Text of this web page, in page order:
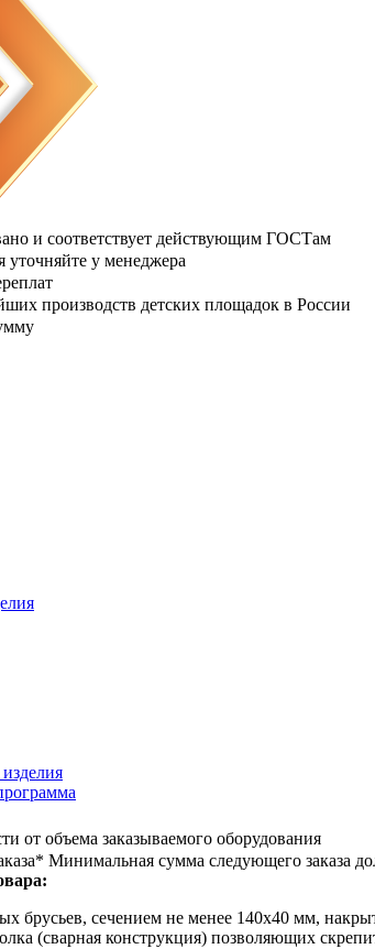
и соответствует действующим ГОСТам
уточняйте у менеджера
производств детских площадок в России
от объема заказываемого оборудования
Минимальная сумма следующего заказа
брусьев, сечением не менее 140х40 мм,
(сварная конструкция) позволяющих